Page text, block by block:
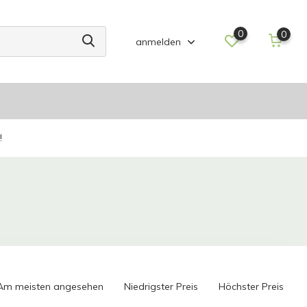
anmelden
0 0
meisten angesehen Niedrigster Preis Höchster Preis